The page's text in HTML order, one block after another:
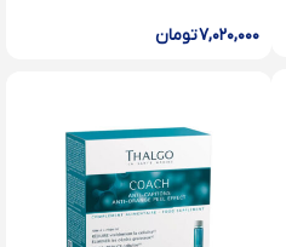
۷,۰۲۰,۰۰۰تومان